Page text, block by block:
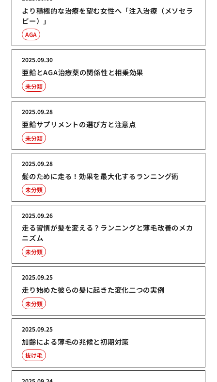
より積極的な治療を望む女性へ「注入治療（メソセラ
ピー）」
AGA
亜鉛とAGA治療薬の関係性と相乗効果
2025.09.30
未分類
亜鉛サプリメントの選び方と注意点
2025.09.28
未分類
髪のために走る！効果を最大化するランニング術
2025.09.28
未分類
走る習慣が髪を変える？ランニングと薄毛改善のメカ
ニズム
2025.09.26
未分類
走り始めた彼らの髪に起きた変化二つの実例
2025.09.25
未分類
加齢による薄毛の兆候と初期対策
2025.09.25
抜け毛